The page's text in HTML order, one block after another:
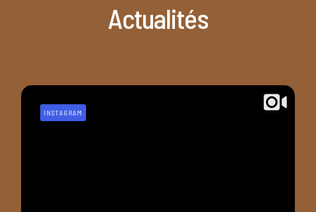
Actualités
INSTAGRAM